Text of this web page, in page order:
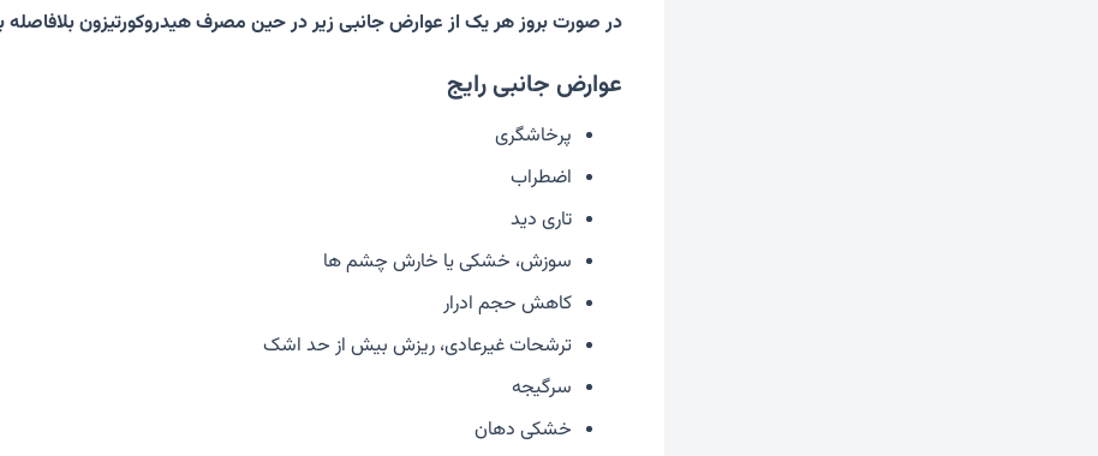
در صورت بروز هر یک از عوارض جانبی زیر در حین مصرف هیدروکورتیزون
عوارض جانبی رایج
پرخاشگری
اضطراب
تاری دید
سوزش، خشکی یا خارش چشم ها
کاهش حجم ادرار
ترشحات غیرعادی، ریزش بیش از حد اشک
سرگیجه
خشکی دهان